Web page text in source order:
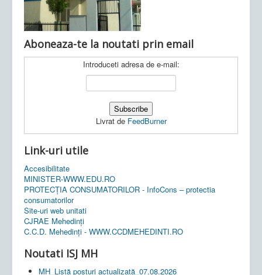
Aboneaza-te la noutati prin email
Introduceti adresa de e-mail:
Livrat de FeedBurner
Link-uri utile
Accesibilitate
MINISTER-WWW.EDU.RO
PROTECȚIA CONSUMATORILOR - InfoCons – protectia
consumatorilor
Site-uri web unitati
CJRAE Mehedinți
C.C.D. Mehedinţi - WWW.CCDMEHEDINTI.RO
Noutati ISJ MH
MH_Listă posturi actualizată_07.08.2026